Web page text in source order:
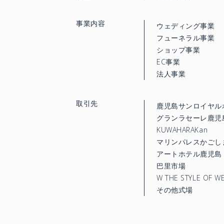
事業内容
ウェディング事業
フューネラル事業
ショップ事業
EC事業
法人事業
取引先
鹿児島サンロイヤル
グランラセーレ鹿児
KUWAHARAKan
マリンパレスかごし
アートホテル鹿児島
巴里市場
W THE STYLE OF
その他式場